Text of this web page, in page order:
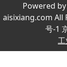
Powered
aisixiang.com All
号-1